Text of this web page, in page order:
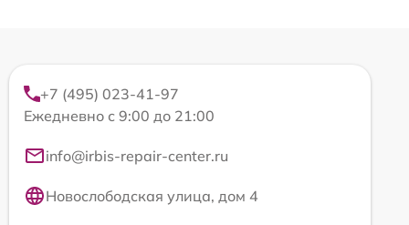
+7 (495) 023-41-97
Ежедневно с 9:00 до 21:00
info@irbis-repair-center.ru
Новослободская улица, дом 4